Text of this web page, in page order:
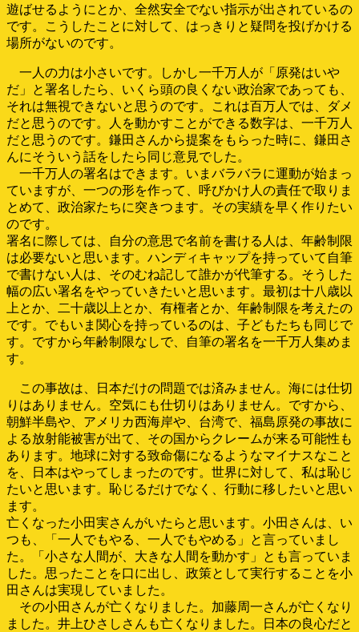
遊ばせるようにとか、全然安全でない指示が出されているの
です。こうしたことに対して、はっきりと疑問を投げかける
場所がないのです。
一人の力は小さいです。しかし一千万人が「原発はいや
だ」と署名したら、いくら頭の良くない政治家であっても、
それは無視できないと思うのです。これは百万人では、ダメ
だと思うのです。人を動かすことができる数字は、一千万人
だと思うのです。鎌田さんから提案をもらった時に、鎌田さ
んにそういう話をしたら同じ意見でした。
一千万人の署名はできます。いまバラバラに運動が始まっ
ていますが、一つの形を作って、呼びかけ人の責任で取りま
とめて、政治家たちに突きつます。その実績を早く作りたい
のです。
署名に際しては、自分の意思で名前を書ける人は、年齢制限
は必要ないと思います。ハンディキャップを持っていて自筆
で書けない人は、そのむね記して誰かが代筆する。そうした
幅の広い署名をやっていきたいと思います。最初は十八歳以
上とか、二十歳以上とか、有権者とか、年齢制限を考えたの
です。でもいま関心を持っているのは、子どもたちも同じで
す。ですから年齢制限なしで、自筆の署名を一千万人集めま
す。
この事故は、日本だけの問題では済みません。海には仕切
りはありません。空気にも仕切りはありません。ですから、
朝鮮半島や、アメリカ西海岸や、台湾で、福島原発の事故に
よる放射能被害が出て、その国からクレームが来る可能性も
あります。地球に対する致命傷になるようなマイナスなこと
を、日本はやってしまったのです。世界に対して、私は恥じ
たいと思います。恥じるだけでなく、行動に移したいと思い
ます。
亡くなった小田実さんがいたらと思います。小田さんは、い
つも、「一人でもやる、一人でもやめる」と言っていまし
た。「小さな人間が、大きな人間を動かす」とも言っていま
した。思ったことを口に出し、政策として実行することを小
田さんは実現していました。
その小田さんが亡くなりました。加藤周一さんが亡くなり
ました。井上ひさしさんも亡くなりました。日本の良心だと